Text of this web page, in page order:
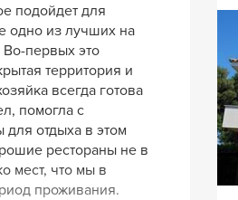
подойдет для
одно из лучших на
Во-первых это
территория и
всегда готова
помогла с
отдыха в этом
рестораны не в
мест, что мы в
проживания.